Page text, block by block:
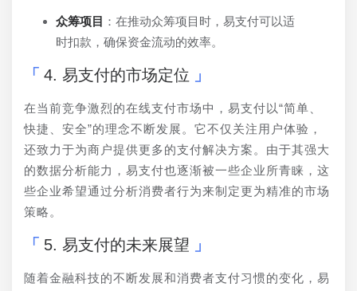
众筹项目 ：在推动众筹项目时，易支付可以适
时扣款，确保资金流动的效率。
4. 易支付的市场定位
在当前竞争激烈的在线支付市场中，易支付以“简单、
快捷、安全”的理念不断发展。它不仅关注用户体验，
还致力于为商户提供更多的支付解决方案。由于其强大
的数据分析能力，易支付也逐渐被一些企业所青睐，这
些企业希望通过分析消费者行为来制定更为精准的市场
策略。
5. 易支付的未来展望
随着金融科技的不断发展和消费者支付习惯的变化，易